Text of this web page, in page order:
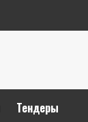
Тендеры